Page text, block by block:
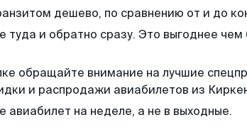
дешево, по сравнению от и до
туда и обратно сразу. Это выгоднее
обращайте внимание на лучшие
и распродажи авиабилетов из
авиабилет на неделе, а не в выходные.